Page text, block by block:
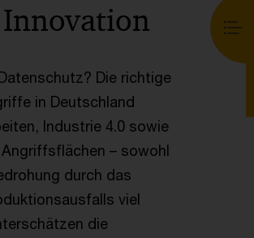
Die richtige
in Deutschland
Industrie 4.0 sowie
– sowohl
durch das
viel
die